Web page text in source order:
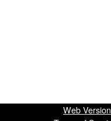
Web Version